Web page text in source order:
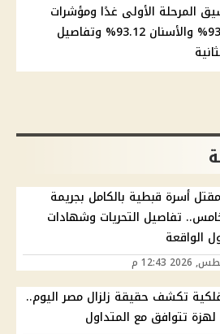
المرحلة الأولى غدًا ومؤشرات
الطب 93.75% والأسنان 93.12% وتفاصيل
أسرة قبطية بالكامل بجريمة
تفاصيل التحريات وشهادات
الواقعة
تكشف حقيقة زلزال مصر اليوم..
تتوافق مع المتداول